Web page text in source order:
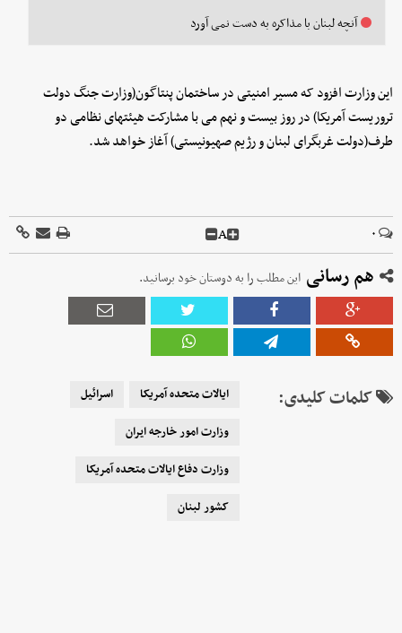
آنچه لبنان با مذاکره به دست نمی آورد
این وزارت افزود که مسیر امنیتی در ساختمان پنتاگون(وزارت جنگ دولت
تروریست آمریکا) در روز بیست و نهم می با مشارکت هیئتهای نظامی دو
طرف(دولت غربگرای لبنان و رژیم صهیونیستی) آغاز خواهد شد.
۰ A
هم رسانی این مطلب را به دوستان خود برسانید.
کلمات کلیدی: ایالات متحده آمریکا
اسرائیل
وزارت امور خارجه ایران
وزارت دفاع ایالات متحده آمریکا
کشور لبنان